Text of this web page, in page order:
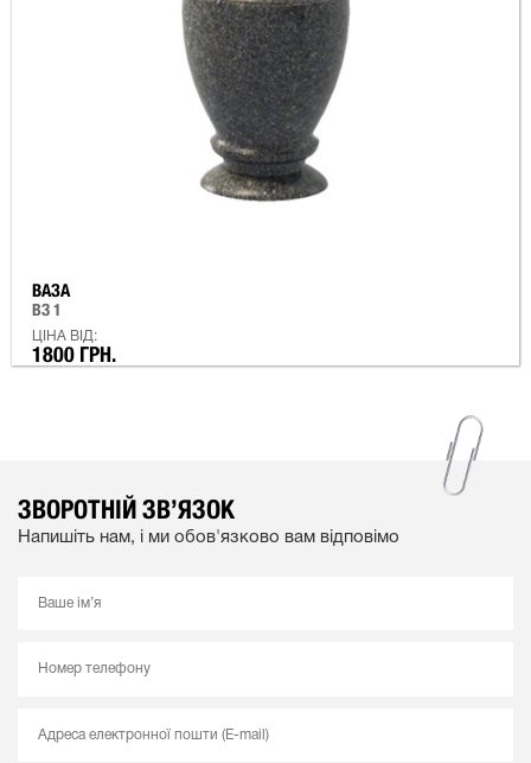
ВАЗА
ВЗ 1
ЦІНА ВІД:
1800 ГРН.
ЗВОРОТНІЙ ЗВ’ЯЗОК
Напишіть нам, і ми обов'язково вам відповімо